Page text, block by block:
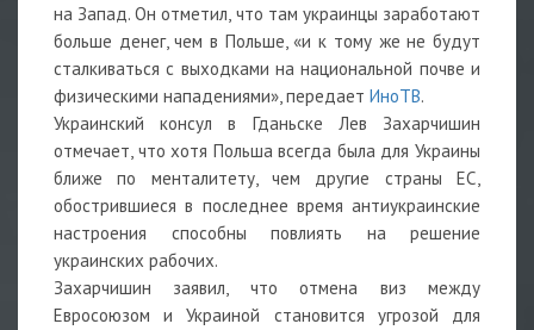
на Запад. Он отметил, что там украинцы заработают
больше денег, чем в Польше, «и к тому же не будут
сталкиваться с выходками на национальной почве и
физическими нападениями», передает ИноТВ.
Украинский консул в Гданьске Лев Захарчишин
отмечает, что хотя Польша всегда была для Украины
ближе по менталитету, чем другие страны ЕС,
обострившиеся в последнее время антиукраинские
настроения способны повлиять на решение
украинских рабочих.
Захарчишин заявил, что отмена виз между
Евросоюзом и Украиной становится угрозой для